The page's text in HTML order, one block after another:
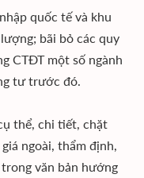
quốc tế và khu
bãi bỏ các quy
CTĐT một số ngành
tư trước đó.
thể, chi tiết, chặt
ngoài, thẩm định,
văn bản hướng